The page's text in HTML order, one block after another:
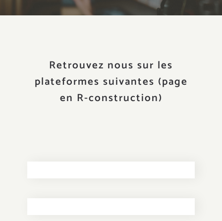
Retrouvez nous sur les
plateformes suivantes (page
en R-construction)